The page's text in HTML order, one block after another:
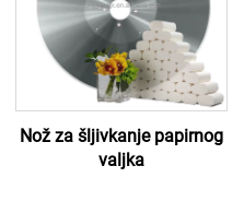
Nož za šljivkanje papirnog
valjka